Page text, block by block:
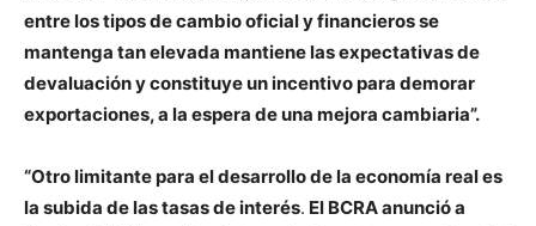
entre los tipos de cambio oficial y financieros se
mantenga tan elevada mantiene las expectativas de
devaluación y constituye un incentivo para demorar
exportaciones, a la espera de una mejora cambiaria”.
“Otro limitante para el desarrollo de la economía real es
la subida de las tasas de interés. El BCRA anunció a